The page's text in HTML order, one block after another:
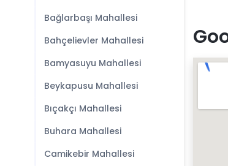
Bağlarbaşı Mahallesi
Bahçelievler Mahallesi
Bamyasuyu Mahallesi
Beykapusu Mahallesi
Bıçakçı Mahallesi
Buhara Mahallesi
Camikebir Mahallesi